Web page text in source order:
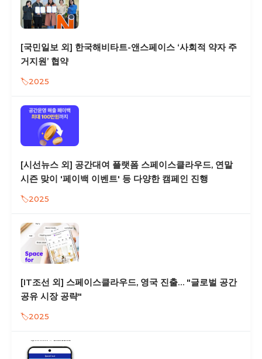
[국민일보 외] 한국해비타트-앤스페이스 ‘사회적 약자 주
거지원’ 협약
2025
[시선뉴스 외] 공간대여 플랫폼 스페이스클라우드, 연말
시즌 맞이 '페이백 이벤트' 등 다양한 캠페인 진행
2025
[IT조선 외] 스페이스클라우드, 영국 진출… "글로벌 공간
공유 시장 공략"
2025